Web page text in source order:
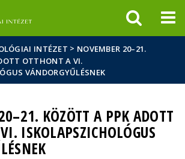
sajtóban
INTÉZET > NOVEMBER 20–21.
OTTHONT A VI.
VÁNDORGYŰLÉSNEK
KÖZÖTT A PPK ADOTT
ISKOLAPSZICHOLÓGUS